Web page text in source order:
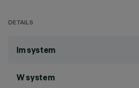
DETAILS
lm system
W system